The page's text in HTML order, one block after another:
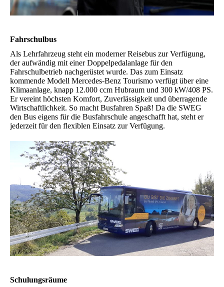
Fahrschulbus
Als Lehrfahrzeug steht ein moderner Reisebus zur Verfügung,
der aufwändig mit einer Doppelpedalanlage für den
Fahrschulbetrieb nachgerüstet wurde. Das zum Einsatz
kommende Modell Mercedes-Benz Tourismo verfügt über eine
Klimaanlage, knapp 12.000 ccm Hubraum und 300 kW/408 PS.
Er vereint höchsten Komfort, Zuverlässigkeit und überragende
Wirtschaftlichkeit. So macht Busfahren Spaß! Da die SWEG
den Bus eigens für die Busfahrschule angeschafft hat, steht er
jederzeit für den flexiblen Einsatz zur Verfügung.
Schulungsräume